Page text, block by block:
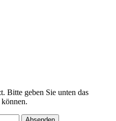
Bitte geben Sie unten das